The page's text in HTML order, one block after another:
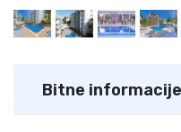
Bitne